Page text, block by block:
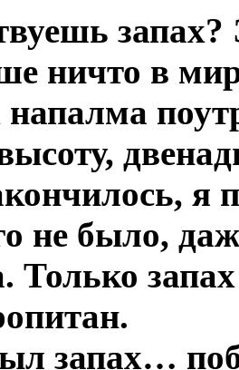
ничто в
напалма
я
не было,
Только
запах…